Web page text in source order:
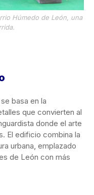
Húmedo de León, una
basa en la
que convierten al
donde el arte
El edificio combina la
urbana, emplazado
de León con más